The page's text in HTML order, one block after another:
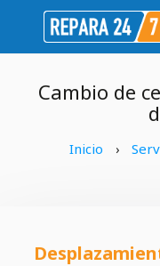
Cambio de
Inicio ›